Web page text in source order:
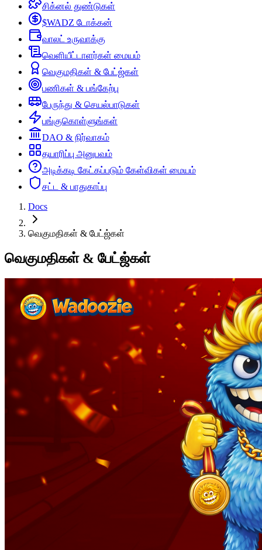
சிக்னல் துண்டுகள்
$WADZ டோக்கன்
வாலட் உருவாக்கு
வெளியீட்டாளர்கள் மையம்
வெகுமதிகள் & பேட்ஜ்கள்
பணிகள் & பங்கேற்பு
பேருந்து & செயல்பாடுகள்
பங்குகொள்ளுங்கள்
DAO & நிர்வாகம்
தயாரிப்பு அனுபவம்
அடிக்கடி கேட்கப்படும் கேள்விகள் மையம்
சட்ட & பாதுகாப்பு
Docs
வெகுமதிகள் & பேட்ஜ்கள்
வெகுமதிகள் & பேட்ஜ்கள்